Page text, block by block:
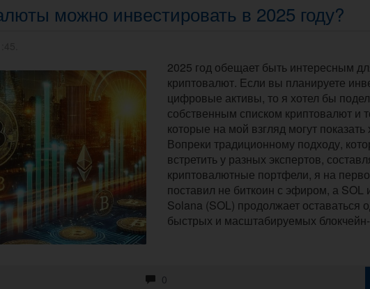
можно инвестировать в 2025 году?
2025 год обещает быть интересным
криптовалют. Если вы планируете
цифровые активы, то я хотел бы
собственным списком криптовалют и
которые на мой взгляд могут
Вопреки традиционному подходу,
встретить у разных экспертов,
криптовалютные портфели, я на
поставил не биткоин с эфиром, а SOL
Solana (SOL) продолжает оставаться
быстрых и масштабируемых
0